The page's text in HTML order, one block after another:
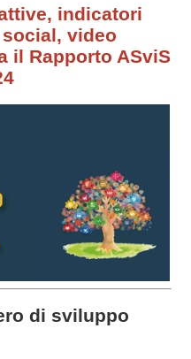
indicatori
video
il Rapporto ASviS
di sviluppo